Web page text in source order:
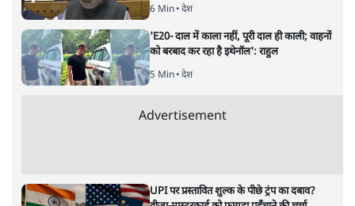
30 साल उदारीकरण : हम रवांडा की
बराबरी पर आ गये हैं!
24 JUL, 2021
संजय कुमार सिंह